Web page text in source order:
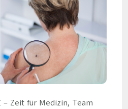
– Zeit für Medizin, Team